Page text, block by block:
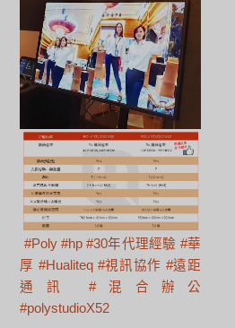
#Poly #hp #30年代理經驗 #華
厚 #Hualiteq #視訊協作 #遠距
通訊
#混合辦公
#polystudioX52